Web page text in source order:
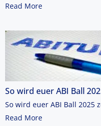
Read More
So wird euer ABI Ball
So wird euer ABI Ball 2025
Read More